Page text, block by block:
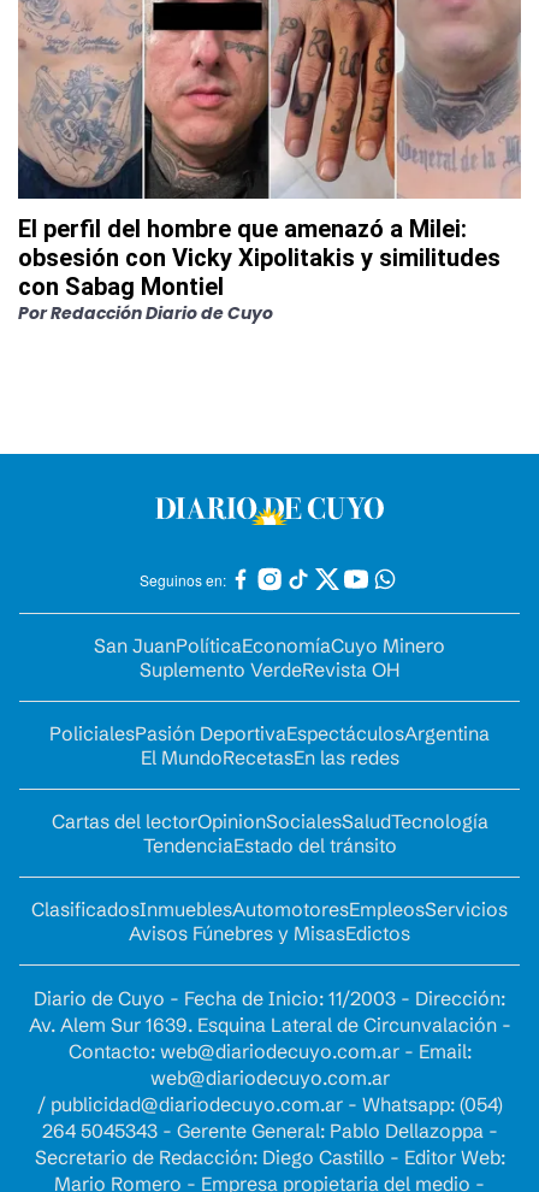
El perfil del hombre que amenazó a Milei:
obsesión con Vicky Xipolitakis y similitudes
con Sabag Montiel
PorRedacción Diario de Cuyo
Seguinos en:
San JuanPolíticaEconomíaCuyo Minero
Suplemento VerdeRevista OH
PolicialesPasión DeportivaEspectáculosArgentina
El MundoRecetasEn las redes
Cartas del lectorOpinionSocialesSaludTecnología
TendenciaEstado del tránsito
ClasificadosInmueblesAutomotoresEmpleosServicios
Avisos Fúnebres y MisasEdictos
Diario de Cuyo - Fecha de Inicio: 11/2003 - Dirección:
Av. Alem Sur 1639. Esquina Lateral de Circunvalación -
Contacto: web@diariodecuyo.com.ar- Email:
web@diariodecuyo.com.ar
/ publicidad@diariodecuyo.com.ar- Whatsapp: (054)
264 5045343 - Gerente General: Pablo Dellazoppa -
Secretario de Redacción: Diego Castillo - Editor Web:
Mario Romero - Empresa propietaria del medio -